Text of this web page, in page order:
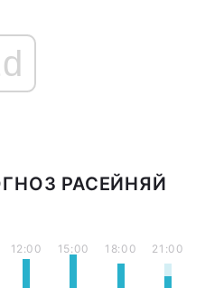
РАСЕЙНЯЙ
12:00 15:00 18:00 21:00